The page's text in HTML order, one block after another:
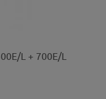
L + 700E/L